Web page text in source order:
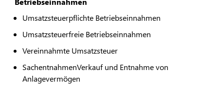
Umsatzsteuerpflichte Betriebseinnahmen
Umsatzsteuerfreie Betriebseinnahmen
Vereinnahmte Umsatzsteuer
SachentnahmenVerkauf und Entnahme von
Anlagevermögen